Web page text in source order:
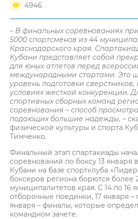
4946
– В финальных соревнованиях
5000 спортсменов из 44
Краснодарского края.
Кубани представляет собой
для юных атлетов перед
международными стартами. Это
уровень подготовки
условиях жесткой конкуренции.
спортивных сборных команд
соревнования – способ
подающих большие надежды, –
физической культуры и спорта
Тимченко.
Финальный этап спартакиады
соревнований по боксу 13 января
Кубани на базе спортклуба
боксеров региона борются более
муниципалитетов края. С 14 по 16
отборочные поединки, 17 января –
января – финалы, которые
командном зачете.